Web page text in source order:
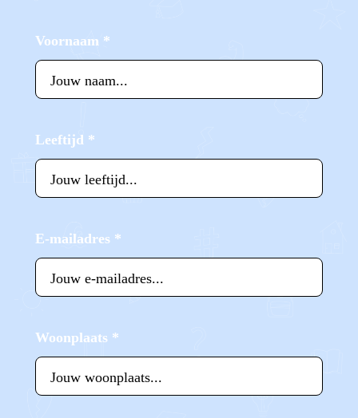
Voornaam *
Leeftijd *
E-mailadres *
Woonplaats *